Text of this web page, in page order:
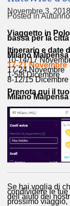
Novembre 3, 2018
Posted inAutunno
Viaggetto in
bassa per la
Itinerario e date
Milano
10-14/17
17-21 Novembre
17-24 Novembre
1-5/8 Dicembre
8-12/15 Dicembre
Prenota qui il
Milano
Se hai voglia di
condividere le
dell’aiuto dei
prossimo